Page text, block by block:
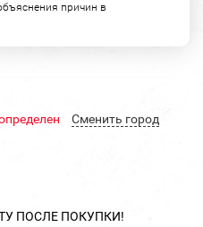
причин в
Cменить город
ПОСЛЕ ПОКУПКИ!